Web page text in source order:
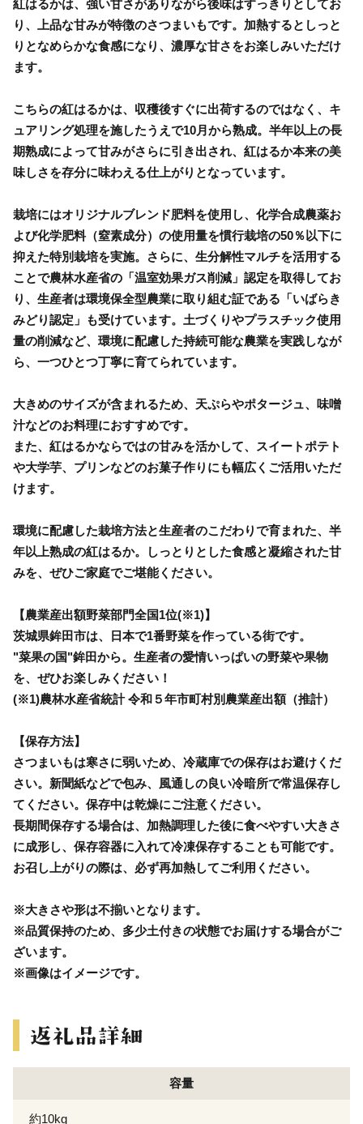
紅はるかは、強い甘さがありながら後味はすっきりとしてお
り、上品な甘みが特徴のさつまいもです。加熱するとしっと
りとなめらかな食感になり、濃厚な甘さをお楽しみいただけ
ます。
こちらの紅はるかは、収穫後すぐに出荷するのではなく、キ
ュアリング処理を施したうえで10月から熟成。半年以上の長
期熟成によって甘みがさらに引き出され、紅はるか本来の美
味しさを存分に味わえる仕上がりとなっています。
栽培にはオリジナルブレンド肥料を使用し、化学合成農薬お
よび化学肥料（窒素成分）の使用量を慣行栽培の50％以下に
抑えた特別栽培を実施。さらに、生分解性マルチを活用する
ことで農林水産省の「温室効果ガス削減」認定を取得してお
り、生産者は環境保全型農業に取り組む証である「いばらき
みどり認定」も受けています。土づくりやプラスチック使用
量の削減など、環境に配慮した持続可能な農業を実践しなが
ら、一つひとつ丁寧に育てられています。
大きめのサイズが含まれるため、天ぷらやポタージュ、味噌
汁などのお料理におすすめです。
また、紅はるかならではの甘みを活かして、スイートポテト
や大学芋、プリンなどのお菓子作りにも幅広くご活用いただ
けます。
環境に配慮した栽培方法と生産者のこだわりで育まれた、半
年以上熟成の紅はるか。しっとりとした食感と凝縮された甘
みを、ぜひご家庭でご堪能ください。
【農業産出額野菜部門全国1位(※1)】
茨城県鉾田市は、日本で1番野菜を作っている街です。
"菜果の国"鉾田から。生産者の愛情いっぱいの野菜や果物
を、ぜひお楽しみください！
(※1)農林水産省統計 令和５年市町村別農業産出額（推計）
【保存方法】
さつまいもは寒さに弱いため、冷蔵庫での保存はお避けくだ
さい。新聞紙などで包み、風通しの良い冷暗所で常温保存し
てください。保存中は乾燥にご注意ください。
長期間保存する場合は、加熱調理した後に食べやすい大きさ
に成形し、保存容器に入れて冷凍保存することも可能です。
お召し上がりの際は、必ず再加熱してご利用ください。
※大きさや形は不揃いとなります。
※品質保持のため、多少土付きの状態でお届けする場合がご
ざいます。
※画像はイメージです。
容量
約10kg